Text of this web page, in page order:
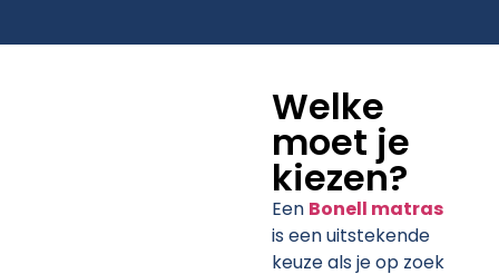
Welke
moet je
kiezen?
Een Bonell matras
is een uitstekende
keuze als je op zoek